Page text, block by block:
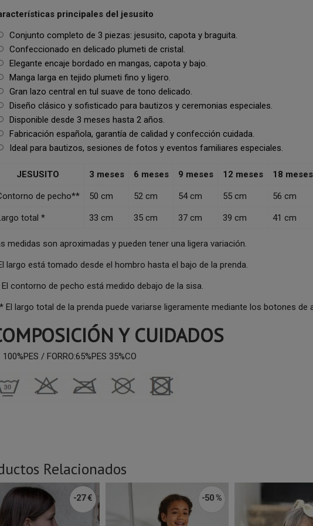
principales del jesusito
Conjunto completo de 3 piezas: jesusito, capota y braguita.
Confeccionado en delicado plumeti de cristal.
Elegante encaje bordado en mangas, capota y bajo.
Manga larga en tejido plumeti fino y ligero.
Gran lazo central en tul suave de tono delicado.
Diseño clásico y sofisticado para bautizos y ceremonias especiales.
Disponible desde 3 meses hasta 2 años.
Fabricación española, garantía de calidad y confección cuidada.
Ideal para bautizos, sesiones de fotos y eventos familiares especiales.
JESUSITO 3 meses 6 meses 9 meses 12 meses 18 meses
de pecho** 50 cm 52 cm 54 cm 55 cm 56 cm
total * 33 cm 35 cm 37 cm 39 cm 41 cm
medidas son aproximadas y pueden tener una ligera variación.
largo está tomado desde el hombro hasta el bajo de la prenda.
contorno de pecho está medido debajo de la sisa.
El largo total de la prenda puede variarse ligeramente mediante los botones de
Y CUIDADOS
100%PES / FORRO:65%PES 35%CO
Relacionados
-27 € -50 %